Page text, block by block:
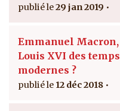
29 jan 2019
Emmanuel Macron,
Louis XVI des temps
modernes ?
12 déc 2018